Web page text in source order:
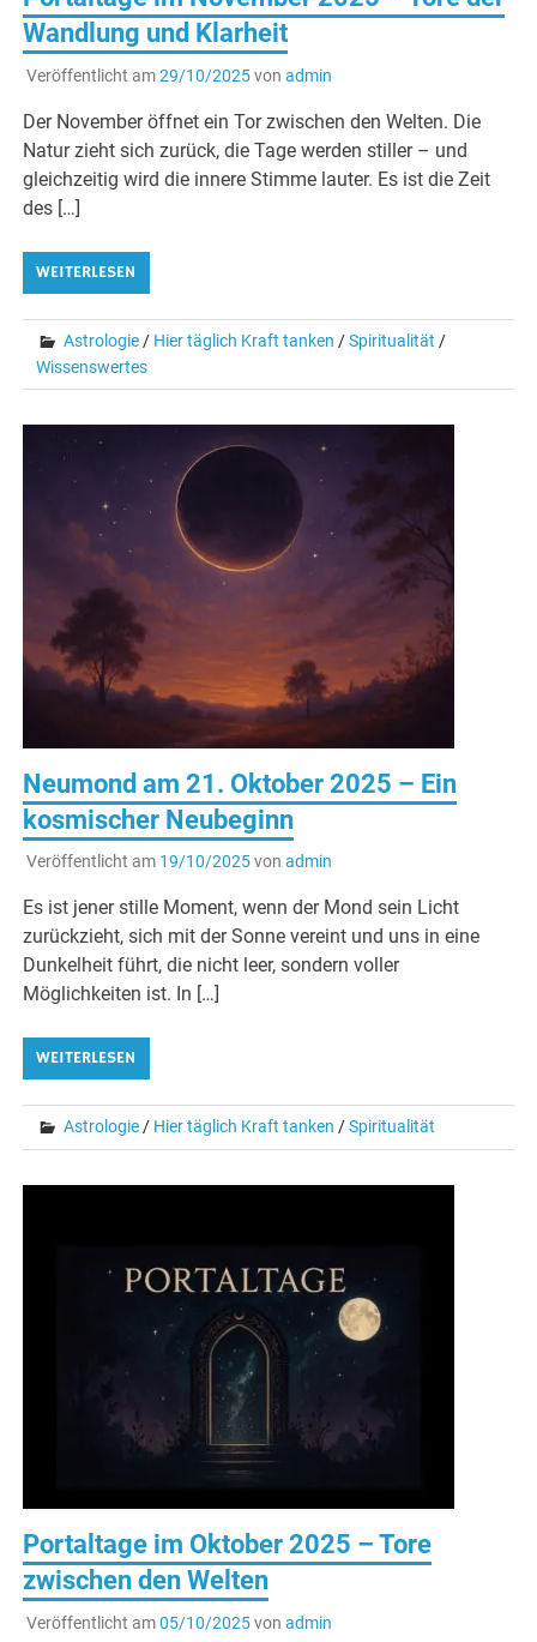
Wandlung und Klarheit
Veröffentlicht am29/10/2025von admin
Der November öffnet ein Tor zwischen den Welten. Die
Natur zieht sich zurück, die Tage werden stiller – und
gleichzeitig wird die innere Stimme lauter. Es ist die Zeit
des […]
WEITERLESEN
Astrologie / Hier täglich Kraft tanken /Spiritualität /
Wissenswertes
Neumond am 21. Oktober 2025 – Ein
kosmischer Neubeginn
Veröffentlicht am 19/10/2025von admin
Es ist jener stille Moment, wenn der Mond sein Licht
zurückzieht, sich mit der Sonne vereint und uns in eine
Dunkelheit führt, die nicht leer, sondern voller
Möglichkeiten ist. In […]
WEITERLESEN
Astrologie/ Hier täglich Kraft tanken /Spiritualität
Portaltage im Oktober 2025 – Tore
zwischen den Welten
Veröffentlicht am05/10/2025von admin